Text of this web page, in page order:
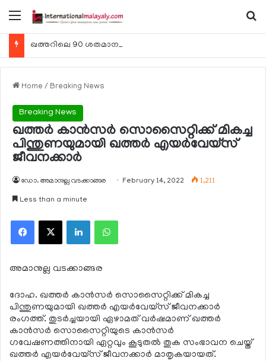
Menu
Home / Breaking News
Breaking News
ഖത്തര്‍ കാന്‍സര്‍ സൊസൈറ്റിക്ക് മികച്ച
പിന്തുണയുമായി ഖത്തര്‍ എയര്‍വേയ്‌സ്
ജീവനക്കാര്‍
ഡോ. അമാനുല്ല വടക്കാങ്ങര February 14, 2022 1,211
Less than a minute
Facebook
X LinkedInWhatsApp
അമാനുല്ല വടക്കാങ്ങര
ദോഹ. ഖത്തര്‍ കാന്‍സര്‍ സൊസൈറ്റിക്ക് മികച്ച
പിന്തുണയുമായി ഖത്തര്‍ എയര്‍വേയ്‌സ് ജീവനക്കാര്‍
രംഗത്ത്. തുടര്‍ച്ചയായി ഏഴാമത് വര്‍ഷമാണ് ഖത്തര്‍
കാന്‍സര്‍ സൊസൈറ്റിയുടെ കാന്‍സര്‍
ഗവേഷണത്തിനായി ഏറ്റവും കൂടുതല്‍ തുക സംഭാവന ചെയ്ത്
ഖത്തര്‍ എയര്‍വേയ്‌സ് ജീവനക്കാര്‍ മാതൃകയായത്.